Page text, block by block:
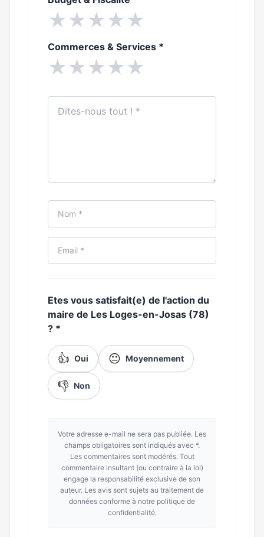
★★★★★
Commerces & Services *
★★★★★
Etes vous satisfait(e) de l'action du
maire de Les Loges-en-Josas (78)
? *
👍 Oui 😐 Moyennement
👎 Non
Votre adresse e-mail ne sera pas publiée. Les
champs obligatoires sont indiqués avec *.
Les commentaires sont modérés. Tout
commentaire insultant (ou contraire à la loi)
engage la responsabilité exclusive de son
auteur. Les avis sont sujets au traitement de
données conforme à notre politique de
confidentialité.